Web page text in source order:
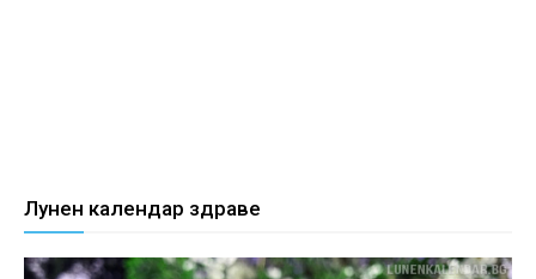
Лунен календар здраве